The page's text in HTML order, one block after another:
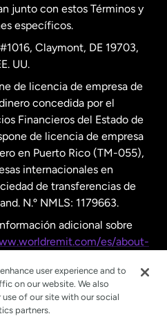
junto con estos Términos y
específicos.
Claymont, DE 19703,
UU.
de licencia de empresa de
concedida por el
Financieros del Estado de
de licencia de empresa
en Puerto Rico (TM-055),
internacionales en
de transferencias de
N.º NMLS: 1179663.
adicional sobre
es/about-
user experience and to
on our website. We also
of our site with our social
partners.